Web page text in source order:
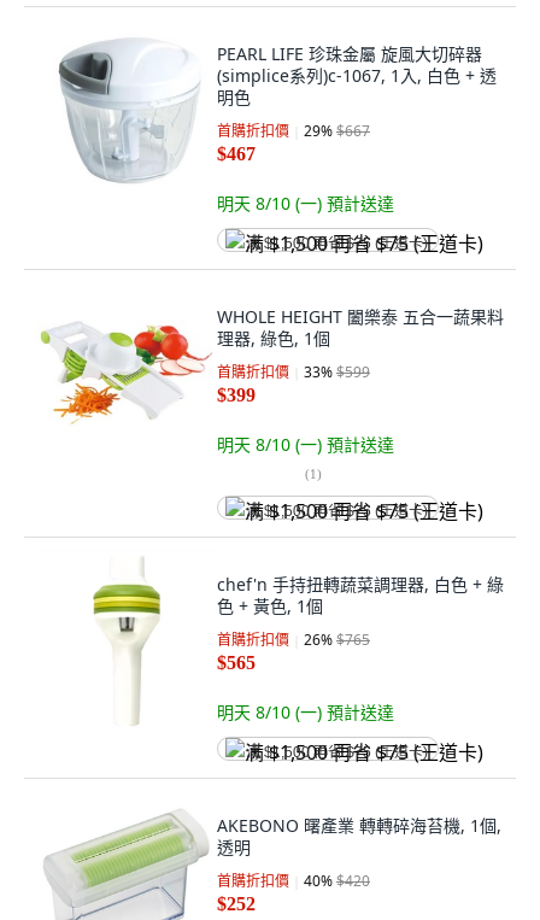
PEARL LIFE 珍珠金屬 旋風大切碎器
(simplice系列)c-1067, 1入, 白色 + 透
明色
首購折扣價 29%$667
$467
明天 8/10 (一) 預計送達
满 $1,500 再省 $75 (王道卡)
WHOLE HEIGHT 闔樂泰 五合一蔬果料
理器, 綠色, 1個
首購折扣價 33%$599
$399
明天 8/10 (一) 預計送達
(1)
满 $1,500 再省 $75 (王道卡)
chef'n 手持扭轉蔬菜調理器, 白色 + 綠
色 + 黃色, 1個
首購折扣價 26%$765
$565
明天 8/10 (一) 預計送達
满 $1,500 再省 $75 (王道卡)
AKEBONO 曙產業 轉轉碎海苔機, 1個,
透明
首購折扣價 40%$420
$252